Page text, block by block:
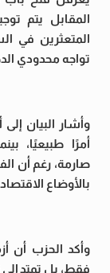
المقابل يتم
المتعثرين في
تواجه محدودي
وأشار البيان إلى
أمرًا طبيعيًا،
صارمة، رغم أن
بالأوضاع
وأكد الحزب أن
فقط، بل تمتد إلى